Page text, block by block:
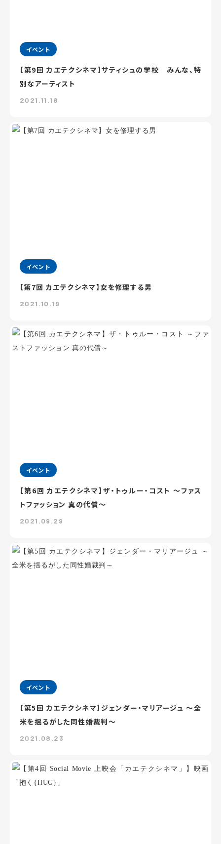
イベント
【第9回 カエテクシネマ】サティシュの学校 みんな、特
別なアーティスト
2021.11.18
イベント
【第7回 カエテクシネマ】女を修理する男
2021.10.19
イベント
【第6回 カエテクシネマ】ザ・トゥルー・コスト ～ファス
トファッション 真の代償～
2021.09.29
イベント
【第5回 カエテクシネマ】ジェンダー・マリアージュ ～全
米を揺るがした同性婚裁判～
2021.08.23